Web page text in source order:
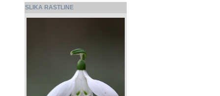
SLIKA RASTLINE